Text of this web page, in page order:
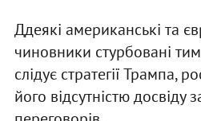
Ддеякі американські та
чиновники стурбовані
слідує стратегії Трампа,
його відсутністю досвіду